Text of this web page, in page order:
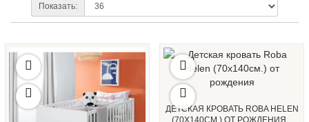
Показать:
ДЕТСКАЯ КРОВАТЬ ROBA HELEN
(70Х140СМ.) ОТ РОЖДЕНИЯ...